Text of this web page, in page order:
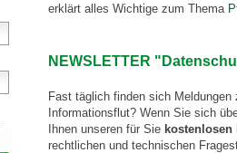
erklärt alles Wichtige zum Thema
NEWSLETTER
Fast täglich finden sich
Informationsflut? Wenn Sie sich
Ihnen unseren für Sie kostenlosen
rechtlichen und technischen